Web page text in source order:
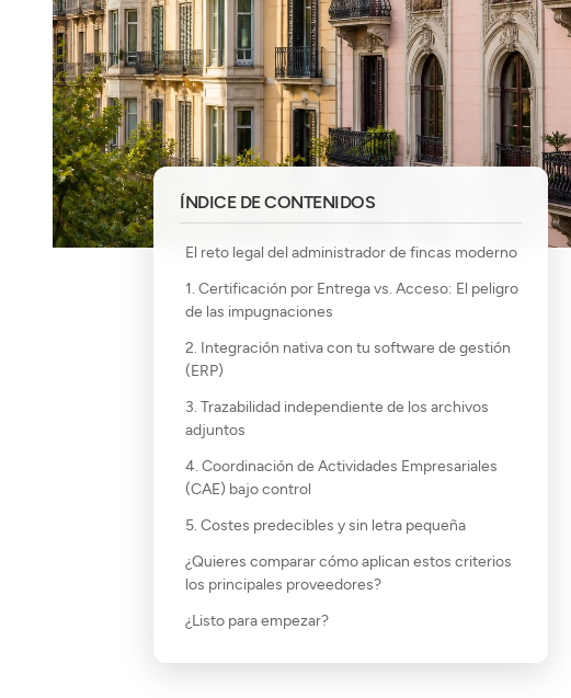
ÍNDICE DE CONTENIDOS
El reto legal del administrador de fincas moderno
1. Certificación por Entrega vs. Acceso: El peligro
de las impugnaciones
2. Integración nativa con tu software de gestión
(ERP)
3. Trazabilidad independiente de los archivos
adjuntos
4. Coordinación de Actividades Empresariales
(CAE) bajo control
5. Costes predecibles y sin letra pequeña
¿Quieres comparar cómo aplican estos criterios
los principales proveedores?
¿Listo para empezar?